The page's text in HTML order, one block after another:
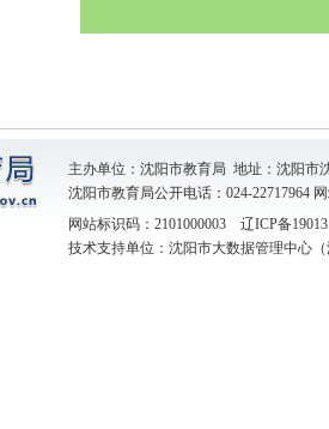
主办单位：沈阳市教育局 地址：沈阳
沈阳市教育局公开电话：024-22717964
网站标识码：2101000003 辽ICP备
技术支持单位：沈阳市大数据管理中心